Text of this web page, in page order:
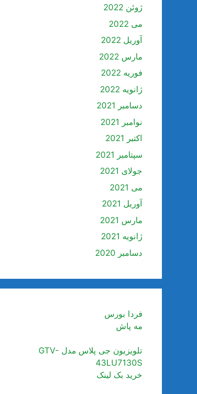
ژوئن 2022
می 2022
آوریل 2022
مارس 2022
فوریه 2022
ژانویه 2022
دسامبر 2021
نوامبر 2021
اکتبر 2021
سپتامبر 2021
جولای 2021
می 2021
آوریل 2021
مارس 2021
ژانویه 2021
دسامبر 2020
فردا بورس
مه پاش
تلویزیون جی پلاس مدل GTV-
43LU7130S
خرید بک لینک